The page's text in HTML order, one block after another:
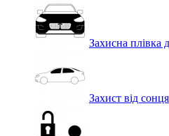
Захисна плівка
Захист від сонця